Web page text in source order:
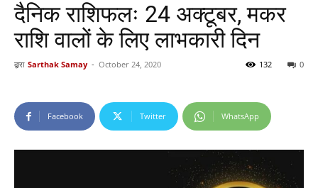
दैनिक राशिफलः 24 अक्टूबर, मकर
राशि वालों के लिए लाभकारी दिन
द्वारा Sarthak Samay - October 24, 2020 0
132
Facebook Twitter WhatsApp